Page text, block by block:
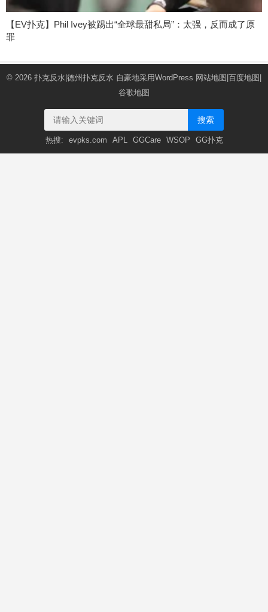
【EV扑克】Phil Ivey被踢出“全球最甜私局”：太强，反而成了原
罪
© 2026 扑克反水|德州扑克反水 自豪地采用WordPress 网站地图 百度地图
谷歌地图
搜索
热搜: evpks.com APL GGCare WSOP GG扑克